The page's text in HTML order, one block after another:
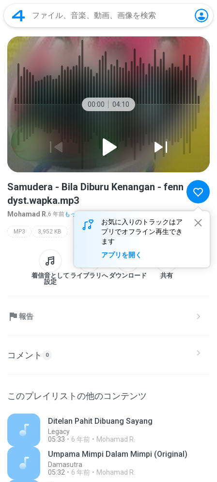
00:00 04:10
お気に入りのトラックはア
プリでオフライン再生でき
ます
アプリを開く
Samudera - Bila Diburu Kenangan - fenn
dyst.wapka.mp3
Mohamad R.6 年前もっと多く...
MP3 3,952 KB
着信音として
設定
ライブラリへ ダウンロード 共有
報告
コメント 0
このプレイリストの他のコンテンツ
Ditelan Pahit Dibuang Sayang
Legacy
05:33
6 年前 Mohamad R.
Umpama Mimpi Dalam Mimpi (Original)
Damasutra
05:32
6 年前 Mohamad R.